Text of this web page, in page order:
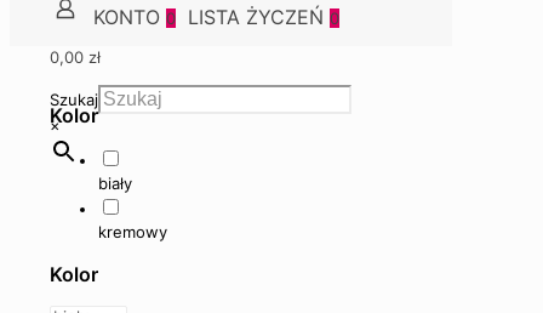
0
0
0,00 zł
Szukaj
×
Kolor
biały
kremowy
Kolor